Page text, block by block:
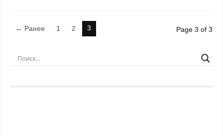
← Ранее 1 2 3 Page 3 of 3